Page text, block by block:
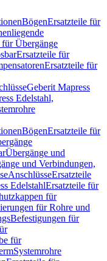
BögenErsatzteile für
für Übergänge
Ersatzteile für
Ersatzteile für
Geberit Mapress
Edelstahl,
BögenErsatzteile für
Übergänge und
und Verbindungen,
AnschlüsseErsatzteile
EdelstahlErsatzteile für
für
für Rohre und
Befestigungen für
für
Systemrohre